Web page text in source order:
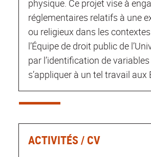
physique. Ce projet vise à
réglementaires relatifs à une
ou religieux dans les
l’Équipe de droit public de
par l’identification de
s’appliquer à un tel travail aux
ACTIVITÉS / CV